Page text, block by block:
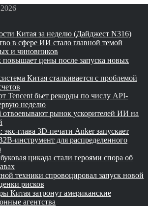
Китая за неделю (Дайджест N316)
в сфере ИИ стало главной темой
и чиновников
цены после запуска новых
Китая сталкивается с проблемой
Tencent бьет рекорды по числу API-
неделю
рынок ускорителей ИИ на
экс-глава 3D-печати Anker запускает
инструмент для распределенного
цикада стали героями спора об
техники спровоцировал запуск новой
рисков
Китая затронут американские
агентства